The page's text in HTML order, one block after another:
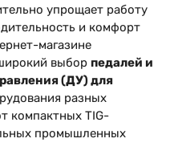
упрощает работу
и комфорт
магазине
выбор педалей и
(ДУ) для
разных
компактных TIG-
промышленных